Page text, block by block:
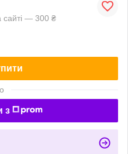
сайті — 300 ₴
з